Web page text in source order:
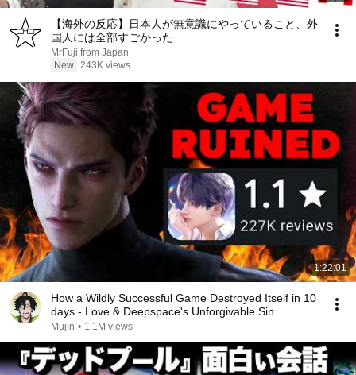
【海外の反応】日本人が無意識にやっていること、外
国人には全部すごかった
MrFuji from Japan
New 243K views
1:22:01
How a Wildly Successful Game Destroyed Itself in 10
days - Love & Deepspace's Unforgivable Sin
Mujin • 1.1M views